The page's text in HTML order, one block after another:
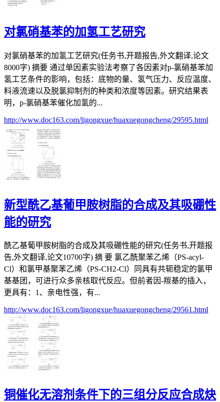
对氯硝基苯的加氢工艺研究
对氯硝基苯的加氢工艺研究(任务书,开题报告,外文翻译,论文
8000字) 摘要 通过单因素实验法考察了各因素对p-氯硝基苯加
氢工艺条件的影响，包括：底物的量、氢气压力、反应温度、
料液流速以及脱氯抑制剂的种类和浓度等因素。研究结果表
明，p-氯硝基苯催化加氢的...
http://www.doc163.com/ligongxue/huaxuegongcheng/29595.html
新型酰乙基葡甲胺树脂的合成及其吸硼性
能的研究
酰乙基葡甲胺树脂的合成及其吸硼性能的研究(任务书,开题报
告,外文翻译,论文10700字) 摘 要 氯乙酰聚苯乙烯（PS-acyl-
Cl）和氯甲基聚苯乙烯（PS-CH2-Cl）同具有共轭稳定的氯甲
基基团，可进行众多亲核取代反应。但前者因-羰基的插入，
更具有：1、亲电性强，有...
http://www.doc163.com/ligongxue/huaxuegongcheng/29561.html
铜催化无溶剂条件下的三组分反应合成炔